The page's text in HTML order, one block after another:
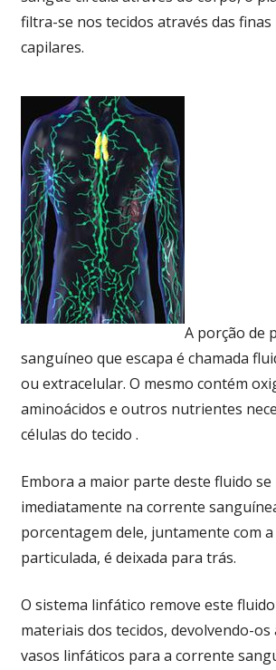
filtra-se nos tecidos através das finas
capilares.
A porção de
sanguíneo que escapa é chamada
ou extracelular. O mesmo contém
aminoácidos e outros nutrientes
células do tecido .
Embora a maior parte deste fluido
imediatamente na corrente
porcentagem dele, juntamente com
particulada, é deixada para trás.
O sistema linfático remove este
materiais dos tecidos, devolvendo-os
vasos linfáticos para a corrente